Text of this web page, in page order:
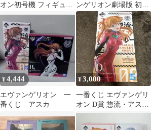
オン初号機 フィギュア
A賞
ンゲリオン劇場版 初号
機覚醒版フィギュア
¥4,444
エヴァンゲリオン 一
番くじ アスカ
¥3,000
一番くじ エヴァンゲリ
オン D賞 惣流・アス
カ・ラングレー フィギ
ュア